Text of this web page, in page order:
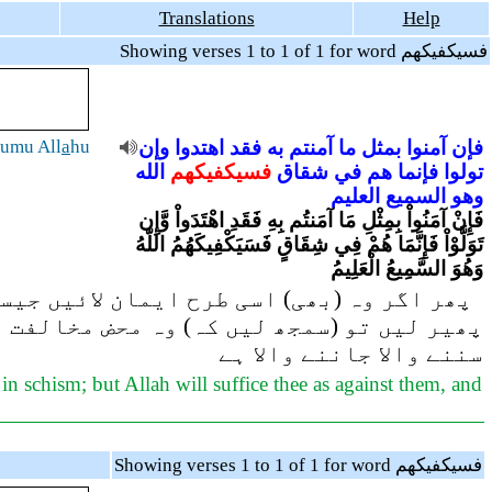
Translations
Help
Showing verses 1 to 1 of 1 for word فسيكفيكهم
Allahu فإن آمنوا بمثل ما آمنتم به فقد اهتدوا وإن
تولوا فإنما هم في شقاق فسيكفيكهم
الله
وهو السميع العليم
فَإِنْ آمَنُواْ بِمِثْلِ مَا آمَنتُم بِهِ فَقَدِ اهْتَدَواْ وَّإِن
تَوَلَّوْاْ فَإِنَّمَا هُمْ فِي شِقَاقٍ فَسَيَكْفِيكَهُمُ اللّهُ
وَهُوَ السَّمِيعُ الْعَلِيمُ
پھر اگر وہ (بھی) اسی طرح ایمان لائیں
پھیر لیں تو (سمجھ لیں کہ) وہ محض
سننے والا جاننے والا ہے
schism; but Allah will suffice thee as against them, and
Showing verses 1 to 1 of 1 for word فسيكفيكهم